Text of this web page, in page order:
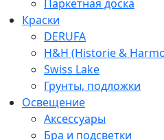
Паркетная доска
Краски
DERUFA
H&H (Historie &
Swiss Lake
Грунты, подложки
Освещение
Аксессуары
Бра и подсветки